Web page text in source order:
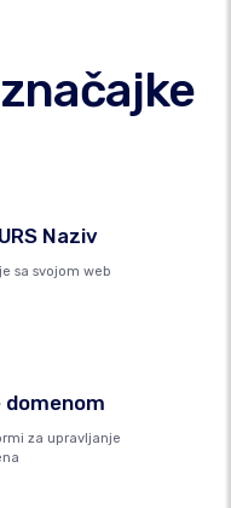
Naziv
sa svojom web
domenom
za upravljanje